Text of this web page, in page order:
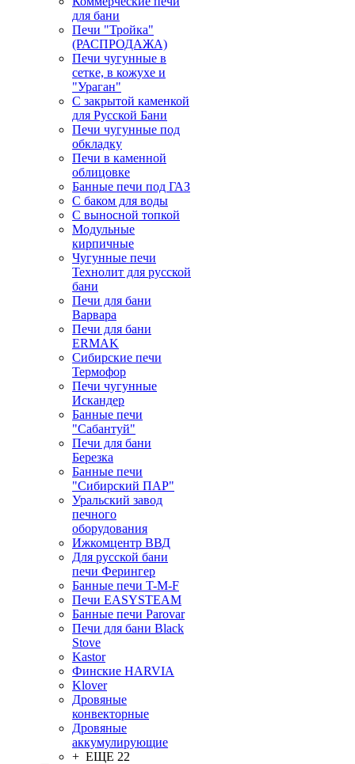
для бани
Печи "Тройка"
(РАСПРОДАЖА)
Печи чугунные в
сетке, в кожухе и
"Ураган"
С закрытой каменкой
для Русской Бани
Печи чугунные под
обкладку
Печи в каменной
облицовке
Банные печи под ГАЗ
С баком для воды
С выносной топкой
Модульные
кирпичные
Чугунные печи
Технолит для русской
бани
Печи для бани
Варвара
Печи для бани
ERMAK
Сибирские печи
Термофор
Печи чугунные
Искандер
Банные печи
"Сабантуй"
Печи для бани
Березка
Банные печи
"Сибирский ПАР"
Уральский завод
печного
оборудования
Ижкомцентр ВВД
Для русской бани
печи Ферингер
Банные печи T-M-F
Печи EASYSTEAM
Банные печи Parovar
Печи для бани Black
Stove
Kastor
Финские HARVIA
Klover
Дровяные
конвекторные
Дровяные
аккумулирующие
+ ЕЩЕ 22